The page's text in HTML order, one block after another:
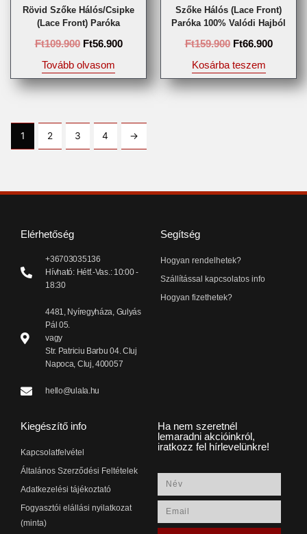
Rövid Szőke Hálós/csipke
(lace Front) Paróka
Ft109.900 Ft56.900
Tovább olvasom
Szőke Hálós (lace Front)
Paróka 100% Valódi Hajból
Ft159.900 Ft66.900
Kosárba teszem
1 2 3 4 →
Elérhetőség
+36703035136
Hívható: Hétf.-Vas.: 10:00 -
18:30
4481, Nyíregyháza, Gulyás
Pál 05.
vagy
Str. Patriciu Barbu 04. Cluj
Napoca, Cluj, 400057
hello@ulala.hu
Segítség
Hogyan rendelhetek?
Szállítással kapcsolatos info
Hogyan fizethetek?
Kiegészítő info
Kapcsolatfelvétel
Általános Szerződési Feltételek
Adatkezelési tájékoztató
Fogyasztói elállási nyilatkozat
(minta)
Ha nem szeretnél
lemaradni akcióinkról,
iratkozz fel hírlevelünkre!